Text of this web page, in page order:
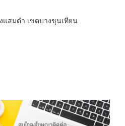
แสมดำ เขตบางขุนเทียน